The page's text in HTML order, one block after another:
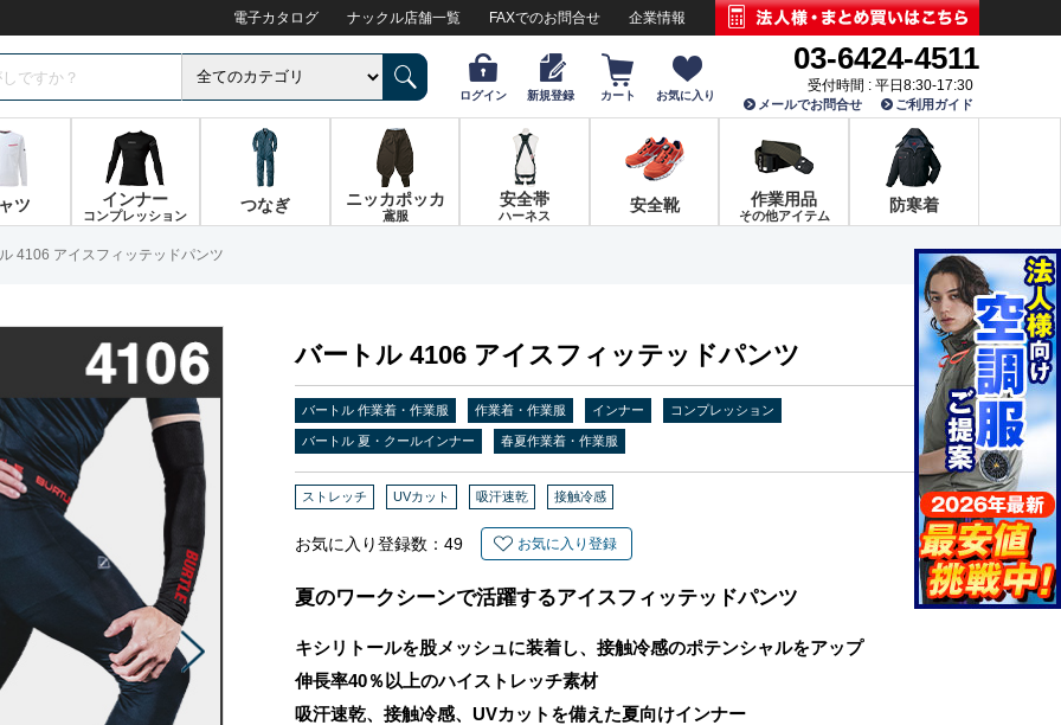
電子カタログ ナックル店舗一覧 FAXでのお問合せ 企業情報
ログイン 新規登録 カート お気に入り
03-6424-4511
受付時間 : 平日8:30-17:30
メールでお問合せ ご利用ガイド
ツ インナー
コンプレッション
つなぎ ニッカポッカ
鳶服
安全帯
ハーネス
安全靴 作業用品
その他アイテム
防寒着
4106 アイスフィッテッドパンツ
バートル 4106 アイスフィッテッドパンツ
バートル 作業着・作業服 作業着・作業服 インナー コンプレッション
バートル 夏・クールインナー 春夏作業着・作業服
ストレッチ UVカット 吸汗速乾 接触冷感
お気に入り登録数： 49 お気に入り登録
夏のワークシーンで活躍するアイスフィッテッドパンツ
キシリトールを股メッシュに装着し、接触冷感のポテンシャルをアップ
伸長率40％以上のハイストレッチ素材
吸汗速乾、接触冷感、UVカットを備えた夏向けインナー